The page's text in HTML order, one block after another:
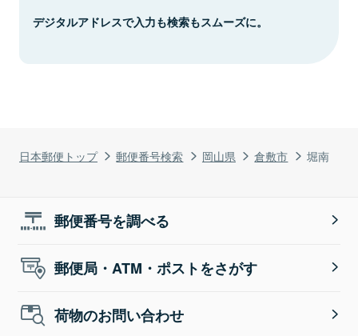
日本郵便トップ 郵便番号検索 岡山県 倉敷市 堀南
デジタルアドレスで入力も検索もスムーズに。
郵便番号を調べる
郵便局・ATM・ポストをさがす
荷物のお問い合わせ